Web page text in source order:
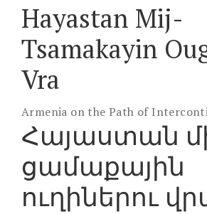
Hayastan Mij-
Tsamakayin
Vra
Armenia on the Path of
Հայաստան
ցամաքային
ուղիներու